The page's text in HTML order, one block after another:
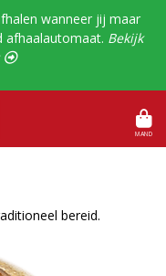
wanneer jij maar
afhaalautomaat. Bekijk

MAND
bereid.